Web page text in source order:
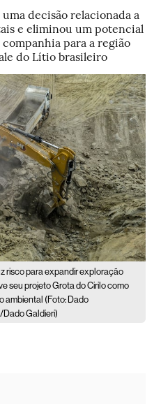
decisão relacionada a
e eliminou um potencial
para a região
do Lítio brasileiro
risco para expandir exploração
seu projeto Grota do Cirilo como
ambiental (Foto: Dado
Galdieri)